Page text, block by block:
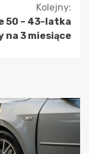
Kolejny:
50 – 43-latka
na 3 miesiące